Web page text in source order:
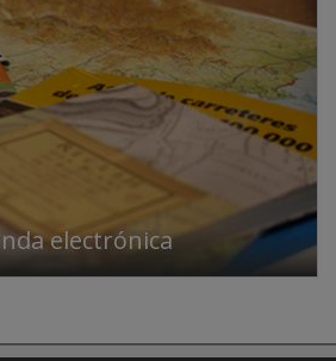
electrónica